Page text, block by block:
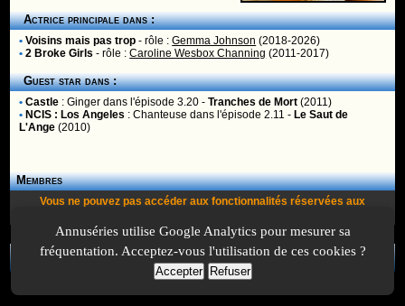
Actrice principale dans :
• Voisins mais pas trop - rôle :Gemma Johnson (2018-2026)
• 2 Broke Girls - rôle :Caroline Wesbox Channing (2011-2017)
Guest star dans :
• Castle :Ginger dans l'épisode 3.20 -Tranches de Mort (2011)
• NCIS : Los Angeles :Chanteuse dans l'épisode 2.11 - Le Saut de
L'Ange (2010)
Membres
Vous ne pouvez pas accéder aux fonctionnalités réservées aux
A Propos-Plan-Contactez-nous - A-Suivre.org-Mentions légales-
Annuséries utilise Google Analytics pour mesurer sa
fréquentation. Acceptez-vous l'utilisation de ces cookies ?
Accepter Refuser